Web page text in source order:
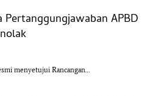
Pertanggungjawaban APBD
menyetujui Rancangan…